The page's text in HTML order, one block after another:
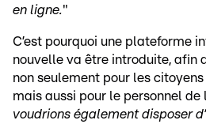
en ligne."
C’est pourquoi une plateforme
nouvelle va être introduite, afin
non seulement pour les
mais aussi pour le personnel de
voudrions également disposer